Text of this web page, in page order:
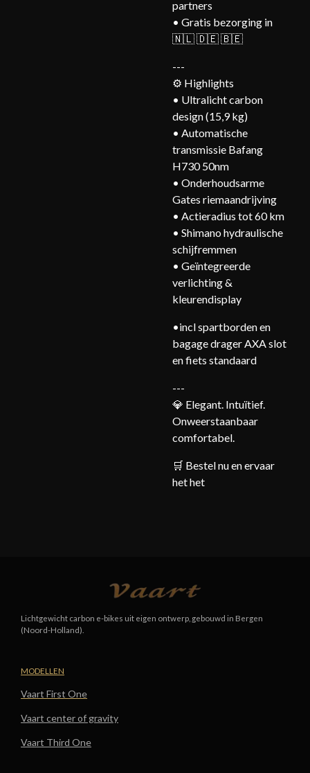
partners
• Gratis bezorging in
🇳🇱 🇩🇪 🇧🇪
---
⚙️ Highlights
• Ultralicht carbon
design (15,9 kg)
• Automatische
transmissie Bafang
H730 50nm
• Onderhoudsarme
Gates riemaandrijving
• Actieradius tot 60 km
• Shimano hydraulische
schijfremmen
• Geïntegreerde
verlichting &
kleurendisplay
•incl spartborden en
bagage drager AXA slot
en fiets standaard
---
💎 Elegant. Intuïtief.
Onweerstaanbaar
comfortabel.
🛒 Bestel nu en ervaar
het het
Lichtgewicht carbon e-bikes uit eigen ontwerp, gebouwd in Bergen
(Noord-Holland).
MODELLEN
Vaart First One
Vaart center of gravity
Vaart Third One